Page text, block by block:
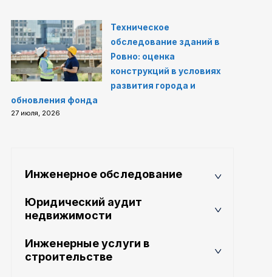
Техническое
обследование зданий в
Ровно: оценка
конструкций в условиях
развития города и
обновления фонда
27 июля, 2026
Инженерное обследование
Юридический аудит
недвижимости
Инженерные услуги в
строительстве